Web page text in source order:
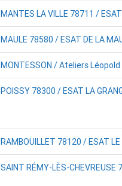
MANTES LA VILLE 78711 / ESAT
MAULE 78580 / ESAT DE LA
MONTESSON / Ateliers Léopold
POISSY 78300 / ESAT LA
RAMBOUILLET 78120 / ESAT LE
SAINT RÉMY-LÈS-CHEVREUSE